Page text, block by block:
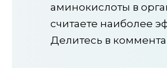
аминокислоты в
считаете наиболее
Делитесь в